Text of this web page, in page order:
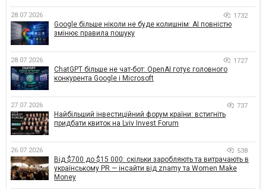
28.07.2026 1732
Google більше ніколи не буде колишнім: AI повністю
змінює правила пошуку
28.07.2026 1727
ChatGPT більше не чат-бот: OpenAI готує головного
конкурента Google і Microsoft
27.07.2026 737
Найбільший інвестиційний форум країни: встигніть
придбати квиток на Lviv Invest Forum
26.07.2026 538
Від $700 до $15 000: скільки заробляють та витрачають в
українському PR — інсайти від znamy та Women Make
Money